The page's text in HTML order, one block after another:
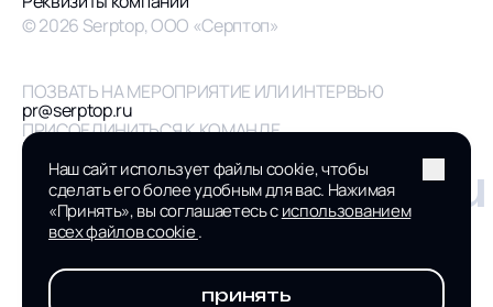
© 2026 Serptop, ООО «Серптоп»
ПОЗВАТЬ НА МЕРОПРИЯТИЕ ИЛИ ИНТЕРВЬЮ
pr@serptop.ru
ПРИСОЕДИНИТЬСЯ К КОМАНДЕ
hr@serptop.ru
hello@serptop.ru
Наш сайт использует файлы cookie, чтобы
сделать его более удобным для вас. Нажимая
«Принять», вы соглашаетесь сиспользованием
всех файлов cookie.
принять